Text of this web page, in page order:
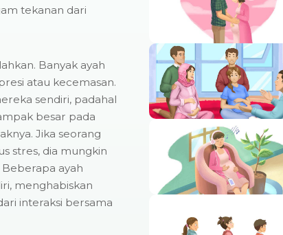
tekanan dari
Banyak ayah
atau kecemasan.
sendiri, padahal
besar pada
Jika seorang
stres, dia mungkin
ayah
menghabiskan
interaksi bersama